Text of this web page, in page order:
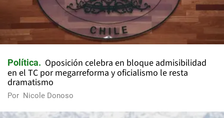
Política
Oposición celebra en bloque admisibilidad
en el TC por megarreforma y oficialismo le resta
dramatismo
Por Nicole Donoso